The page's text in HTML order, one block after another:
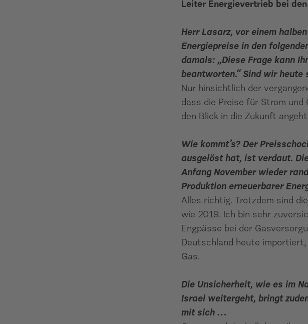
Leiter Energievertrieb bei
Herr Lasarz, vor einem
Energiepreise in den
damals: „Diese Frage kann
beantworten.“ Sind wir heute
Nur hinsichtlich der
dass die Preise für Strom und
den Blick in die Zukunft
Wie kommt’s? Der
ausgelöst hat, ist verdaut.
Anfang November wieder
Produktion erneuerbarer
Alles richtig. Trotzdem sind
wie 2019. Ich bin sehr
Engpässe bei der
Deutschland heute
Gas.
Die Unsicherheit, wie es im
Israel weitergeht, bringt
mit sich …